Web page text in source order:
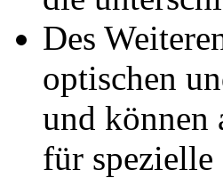
Des
optischen
und können
für spezielle